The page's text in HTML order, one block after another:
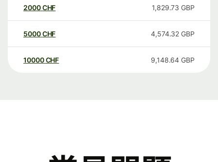
2000CHF 1,829.73 GBP
5000CHF 4,574.32 GBP
10000 CHF 9,148.64 GBP